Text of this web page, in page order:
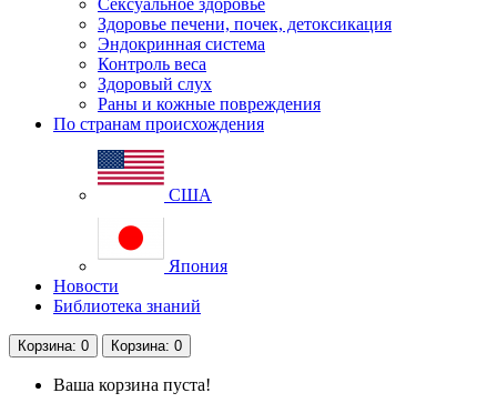
Сексуальное здоровье
Здоровье печени, почек, детоксикация
Эндокринная система
Контроль веса
Здоровый слух
Раны и кожные повреждения
По странам происхождения
США
Япония
Новости
Библиотека знаний
Корзина: 0 Корзина: 0
Ваша корзина пуста!